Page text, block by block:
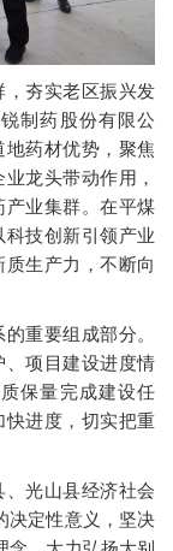
夯实老区振兴发
制药股份有限公
药材优势，聚焦
龙头带动作用，
业集群。在平煤
技创新引领产业
生产力，不断向
重要组成部分。
项目建设进度情
保量完成建设任
进度，切实把重
光山县经济社会
决定性意义，坚决